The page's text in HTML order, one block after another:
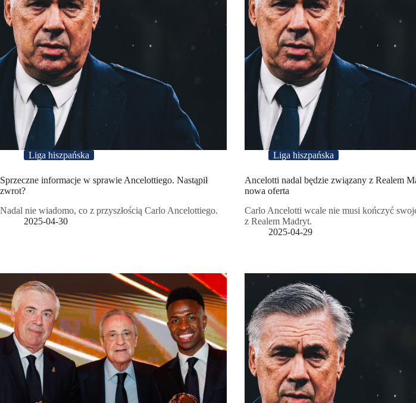
Liga hiszpańska
Sprzeczne informacje w sprawie Ancelottiego. Nastąpił
zwrot?
Nadal nie wiadomo, co z przyszłością Carlo Ancelottiego.
2025-04-30
Liga hiszpańska
Ancelotti nadal będzie związany z Realem
nowa oferta
Carlo Ancelotti wcale nie musi kończyć
z Realem Madryt.
2025-04-29